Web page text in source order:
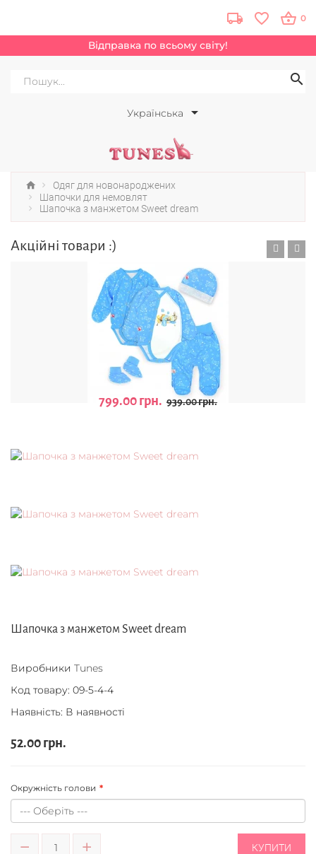
Відправка по всьому світу!
Українська
0
Одяг для новонароджених
Шапочки для немовлят
Шапочка з манжетом Sweet dream
Акційні товари :)
799.00 грн. 939.00 грн.
Шапочка з манжетом Sweet dream
Виробники Tunes
Код товару: 09-5-4-4
Наявність: В наявності
52.00 грн.
Окружність голови
КУПИТИ